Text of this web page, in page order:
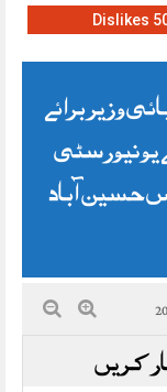
50%
وزیر برائے
یونیورسٹی
حسین آباد
کریں